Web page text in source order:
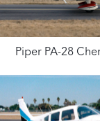
Подробнее
Piper PA-28